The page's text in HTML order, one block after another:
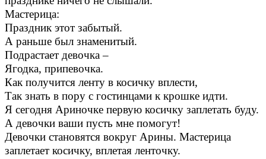
Мастерица:
Праздник этот забытый.
А раньше был знаменитый.
Подрастает девочка –
Ягодка, припевочка.
Как получится ленту в косичку вплести,
Так знать в пору с гостинцами к крошке идти.
Я сегодня Ариночке первую косичку заплетать буду.
А девочки ваши пусть мне помогут!
Девочки становятся вокруг Арины. Мастерица
заплетает косичку, вплетая ленточку.